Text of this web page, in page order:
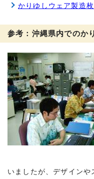
かりゆしウェア製造
参考：沖縄県内でのか
いましたが、デザインや